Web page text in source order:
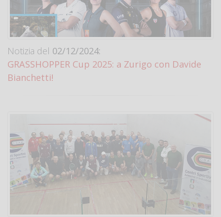
Notizia del 02/12/2024:
GRASSHOPPER Cup 2025: a Zurigo con Davide
Bianchetti!